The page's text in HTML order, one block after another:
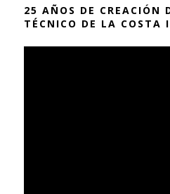
25 AÑOS DE CREACIÓN
TÉCNICO DE LA COSTA